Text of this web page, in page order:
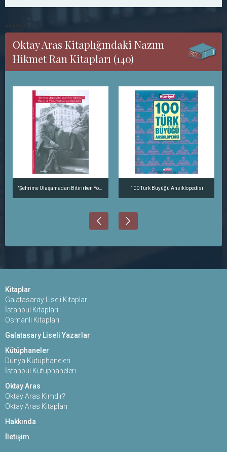
******
Oktay Aras Kitaplığındaki Nazım
Hikmet Ran Kitapları (140)
100 Türk Büyüğü Ansiklopedisi
Kitaplar
Galatasaray Liseli Kitaplar
İstanbul Kitapları
Osmanlı Kitapları
Galatasary Liseli Yazarlar
Kütüphaneler
Dünya Kütüphaneleri
İstanbul Kütüphaneleri
Oktay Aras
Oktay Aras Kimdir?
Oktay Aras Kitapları
Hakkında
İletişim